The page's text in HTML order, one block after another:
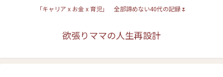
「キャリア x お金 x 育児」 全部諦めない40代の記録🌷
欲張りママの人生再設計